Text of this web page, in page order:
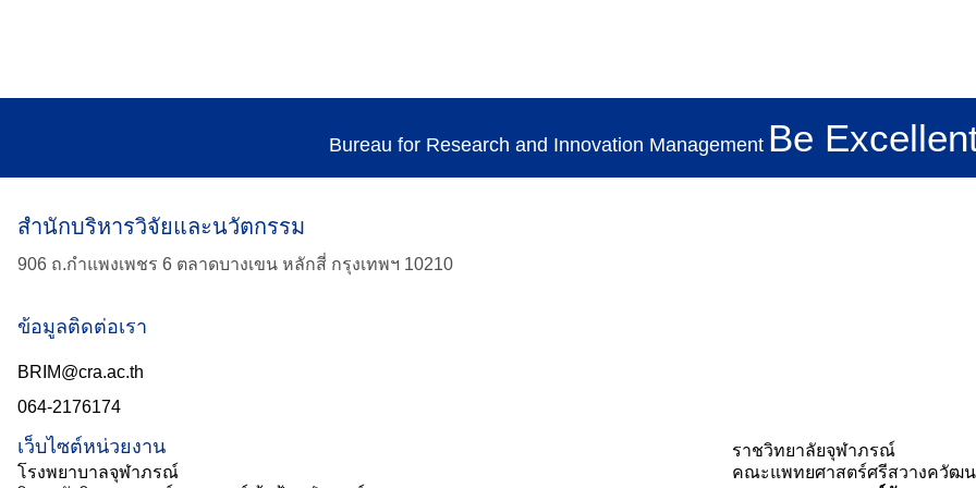
Bureau for Research and Innovation Management Be
สำนักบริหารวิจัยและนวัตกรรม
906 ถ.กำแพงเพชร 6 ตลาดบางเขน หลักสี่ กรุงเทพฯ 10210
ข้อมูลติดต่อเรา
BRIM@cra.ac.th
064-2176174
เว็บไซต์หน่วยงาน
ราชวิทยาลัยจุฬาภรณ์
โรงพยาบาลจุฬาภรณ์
คณะแพทยศาสตร์ศรีสวางควัฒน